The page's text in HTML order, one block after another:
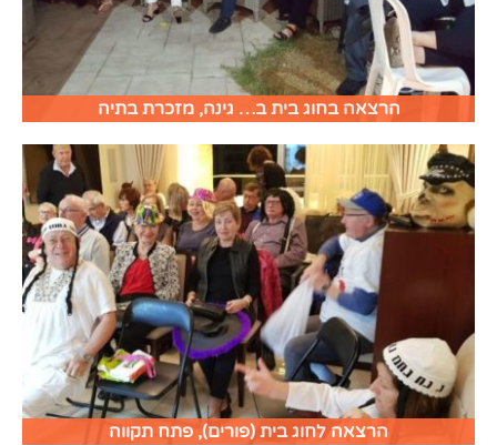
הרצאה בחוג בית ב… גינה, מזכרת בתיה
הרצאה לחוג בית (פורים), פתח תקווה